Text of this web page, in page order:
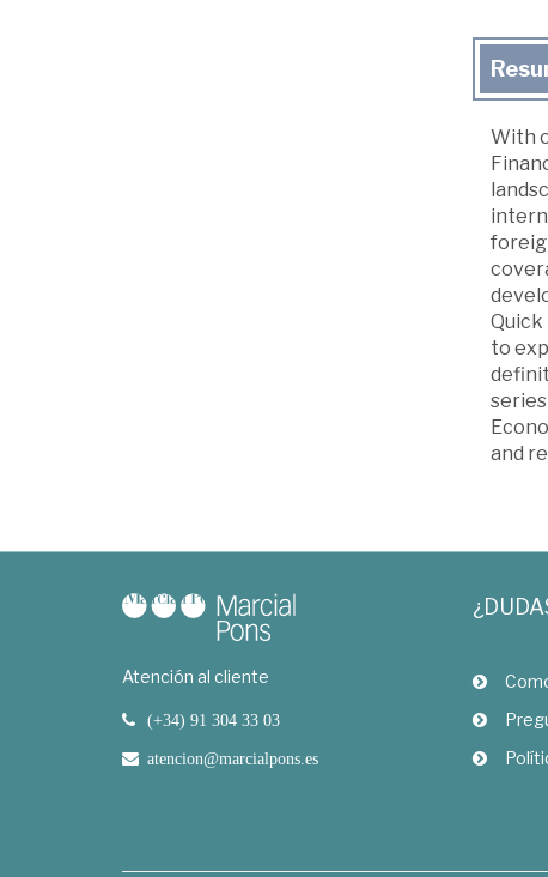
With
Quick
to
and
Atención al cliente
(+34) 91 304 33 03
atencion@marcialpons.es